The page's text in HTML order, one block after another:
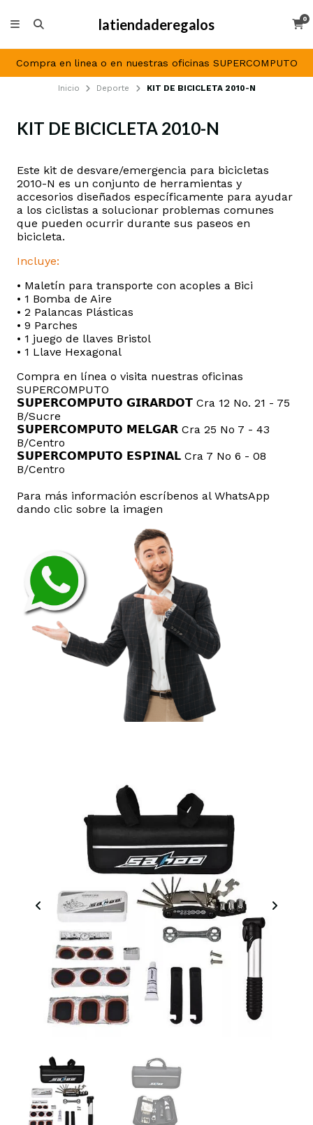
latiendaderegalos 0
Compra en linea o en nuestras oficinas SUPERCOMPUTO
Inicio Deporte KIT DE BICICLETA 2010-N
KIT DE BICICLETA 2010-N
Este kit de desvare/emergencia para bicicletas
2010-N es un conjunto de herramientas y
accesorios diseñados específicamente para ayudar
a los ciclistas a solucionar problemas comunes
que pueden ocurrir durante sus paseos en
bicicleta.
Incluye:
• Maletín para transporte con acoples a Bici
• 1 Bomba de Aire
• 2 Palancas Plásticas
• 9 Parches
• 1 juego de llaves Bristol
• 1 Llave Hexagonal
Compra en línea o visita nuestras oficinas
SUPERCOMPUTO
𝗦𝗨𝗣𝗘𝗥𝗖𝗢𝗠𝗣𝗨𝗧𝗢 𝗚𝗜𝗥𝗔𝗥𝗗𝗢𝗧 Cra 12 No. 21 - 75
B/Sucre
𝗦𝗨𝗣𝗘𝗥𝗖𝗢𝗠𝗣𝗨𝗧𝗢 𝗠𝗘𝗟𝗚𝗔𝗥 Cra 25 No 7 - 43
B/Centro
𝗦𝗨𝗣𝗘𝗥𝗖𝗢𝗠𝗣𝗨𝗧𝗢 𝗘𝗦𝗣𝗜𝗡𝗔𝗟 Cra 7 No 6 - 08
B/Centro
Para más información escríbenos al WhatsApp
dando clic sobre la imagen